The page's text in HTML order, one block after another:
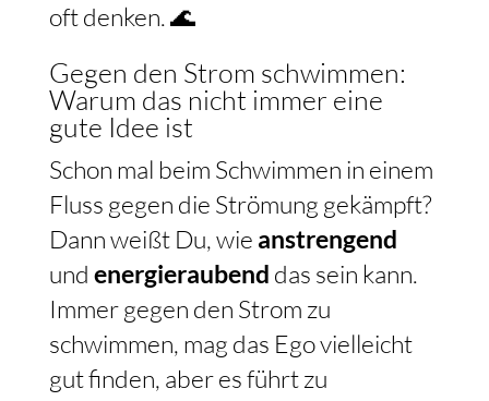
oft denken. 🌊
Gegen den Strom schwimmen:
Warum das nicht immer eine
gute Idee ist
Schon mal beim Schwimmen in einem
Fluss gegen die Strömung gekämpft?
Dann weißt Du, wie anstrengend
und energieraubend das sein kann.
Immer gegen den Strom zu
schwimmen, mag das Ego vielleicht
gut finden, aber es führt zu